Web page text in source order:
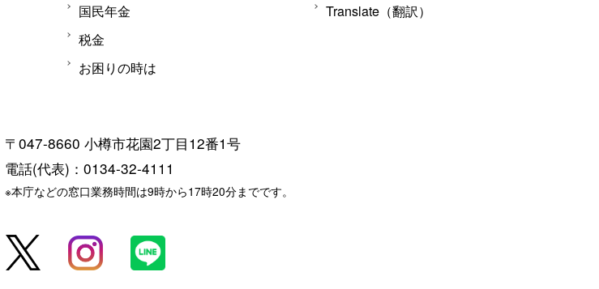
国民年金
税金
お困りの時は
Translate（翻訳）
〒047-8660 小樽市花園2丁目12番1号
電話(代表)：0134-32-4111
※本庁などの窓口業務時間は9時から17時20分までです。